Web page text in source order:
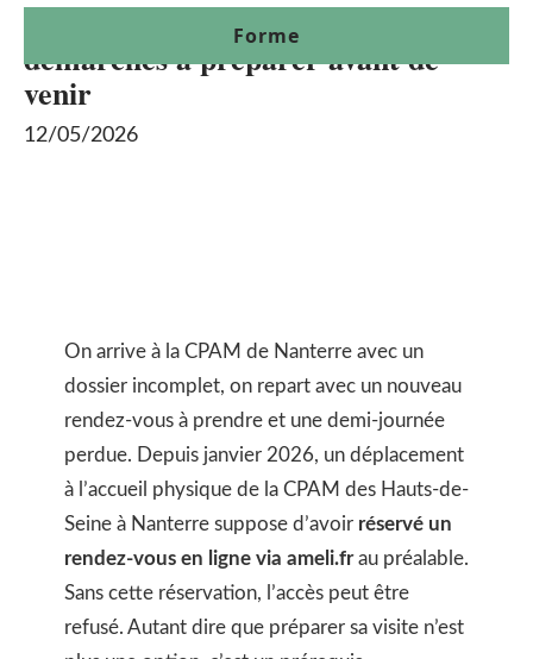
Forme
Adresse cpam nanterre 92 :
démarches à préparer avant de
venir
12/05/2026
On arrive à la CPAM de Nanterre avec un
dossier incomplet, on repart avec un nouveau
rendez-vous à prendre et une demi-journée
perdue. Depuis janvier 2026, un déplacement
à l’accueil physique de la CPAM des Hauts-de-
Seine à Nanterre suppose d’avoir réservé un
rendez-vous en ligne via ameli.frau préalable.
Sans cette réservation, l’accès peut être
refusé. Autant dire que préparer sa visite n’est